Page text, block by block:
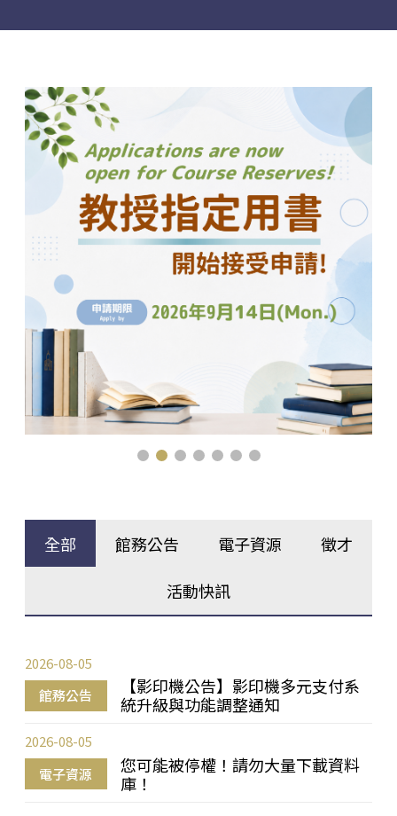
全部 館務公告 電子資源 徵才
活動快訊
館務公告
【影印機公告】影印機多元支付系
統升級與功能調整通知
2026-08-05
電子資源
您可能被停權！請勿大量下載資料
庫！
2026-08-05